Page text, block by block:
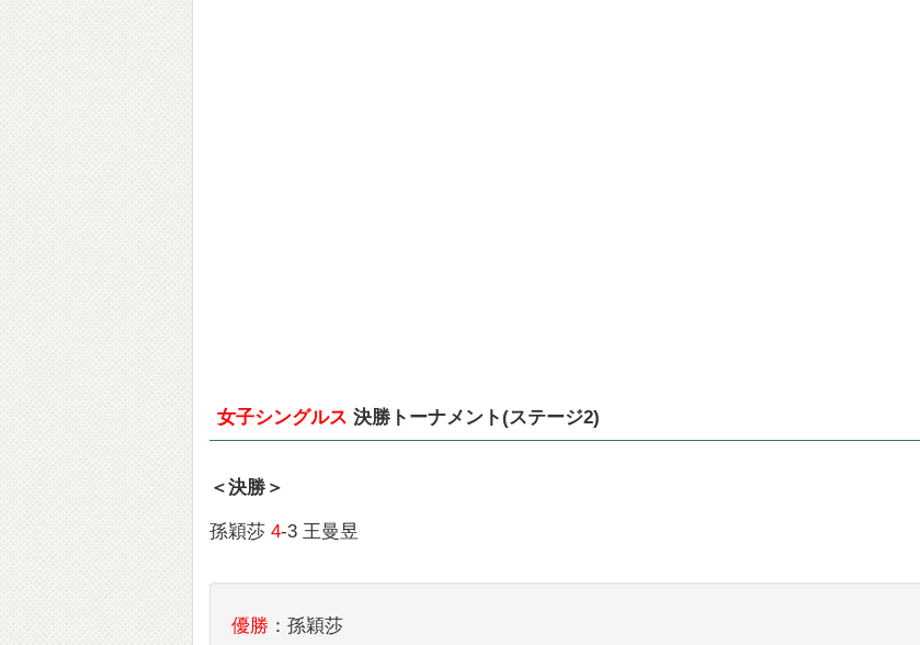
女子シングルス 決勝トーナメント(ステージ2)
＜決勝＞
孫穎莎 4-3 王曼昱
優勝 ：孫穎莎